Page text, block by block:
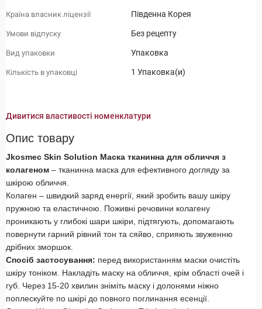
Країна власник ліцензії Південна Корея
Умови відпуску Без рецепту
Вид упаковки Упаковка
Кількість в упаковці 1 Упаковка(и)
Дивитися властивості номенклатури
Опис товару
Jkosmec Skin Solution Маска тканинна для обличчя з
колагеном – тканинна маска для ефективного догляду за
шкірою обличчя.
Колаген – швидкий заряд енергії, який зробить вашу шкіру
пружною та еластичною. Поживні речовини колагену
проникають у глибокі шари шкіри, підтягують, допомагають
повернути гарний рівний тон та сяйво, сприяють звуженню
дрібних зморшок.
Спосіб застосування: перед використанням маски очистіть
шкіру тоніком. Накладіть маску на обличчя, крім області очей і
губ. Через 15-20 хвилин зніміть маску і долонями ніжно
поплескуйте по шкірі до повного поглинання есенції.